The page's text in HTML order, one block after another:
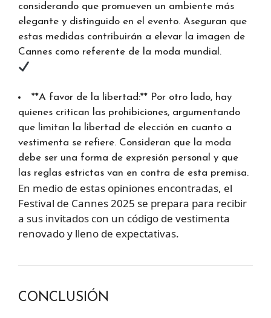
considerando que promueven un ambiente más
elegante y distinguido en el evento. Aseguran que
estas medidas contribuirán a elevar la imagen de
Cannes como referente de la moda mundial.
**A favor de la libertad:** Por otro lado, hay
quienes critican las prohibiciones, argumentando
que limitan la libertad de elección en cuanto a
vestimenta se refiere. Consideran que la moda
debe ser una forma de expresión personal y que
las reglas estrictas van en contra de esta premisa.
En medio de estas opiniones encontradas, el
Festival de Cannes 2025 se prepara para recibir
a sus invitados con un código de vestimenta
renovado y lleno de expectativas.
CONCLUSIÓN